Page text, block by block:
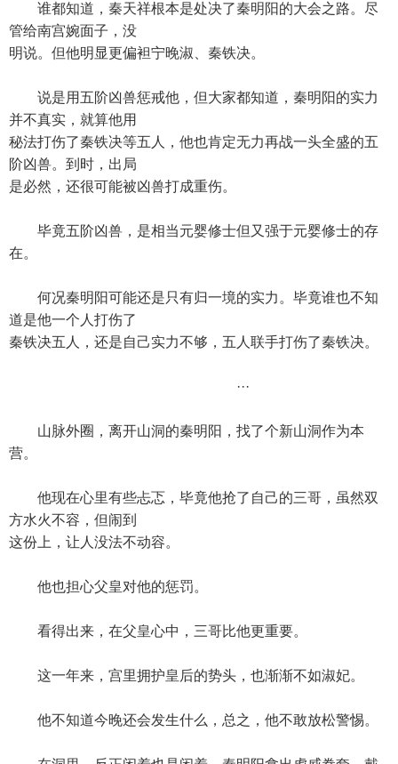
谁都知道，秦天祥根本是处决了秦明阳的大会之路。尽
管给南宫婉面子，没
明说。但他明显更偏袒宁晚淑、秦铁决。
说是用五阶凶兽惩戒他，但大家都知道，秦明阳的实力
并不真实，就算他用
秘法打伤了秦铁决等五人，他也肯定无力再战一头全盛的五
阶凶兽。到时，出局
是必然，还很可能被凶兽打成重伤。
毕竟五阶凶兽，是相当元婴修士但又强于元婴修士的存
在。
何况秦明阳可能还是只有归一境的实力。毕竟谁也不知
道是他一个人打伤了
秦铁决五人，还是自己实力不够，五人联手打伤了秦铁决。
···
山脉外圈，离开山洞的秦明阳，找了个新山洞作为本
营。
他现在心里有些忐忑，毕竟他抢了自己的三哥，虽然双
方水火不容，但闹到
这份上，让人没法不动容。
他也担心父皇对他的惩罚。
看得出来，在父皇心中，三哥比他更重要。
这一年来，宫里拥护皇后的势头，也渐渐不如淑妃。
他不知道今晚还会发生什么，总之，他不敢放松警惕。